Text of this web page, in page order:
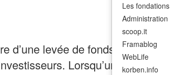
Les
scoop.it
Framablog
WebLife
korben.info
d’une levée de fonds qui a
Lorsqu’une